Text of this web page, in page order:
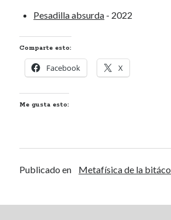
DE DIOSES Y
La risa triste
El nombre de la rosa
Categorías
Archivos
Archivos
Pesadilla absurda - 2022
Comparte esto:
Facebook X
Me gusta esto:
Publicado en Metafísica de la